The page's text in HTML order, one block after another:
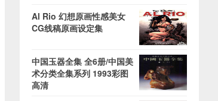
Al Rio 幻想原画性感美女
CG线稿原画设定集
中国玉器全集 全6册/中国美
术分类全集系列 1993彩图
高清